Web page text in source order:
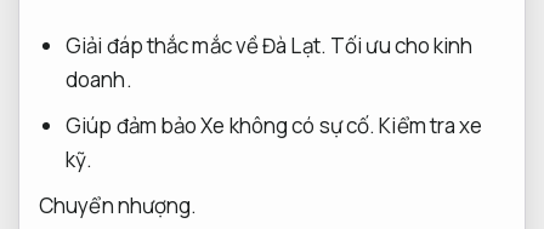
Giải đáp thắc mắc về Đà Lạt. Tối ưu cho kinh
doanh.
Giúp đảm bảo Xe không có sự cố. Kiểm tra xe
kỹ.
Chuyển nhượng.